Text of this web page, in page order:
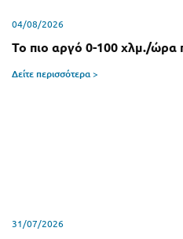
04/08/2026
Το πιο αργό 0-100 χλμ./ώρα
Δείτε περισσότερα >
31/07/2026